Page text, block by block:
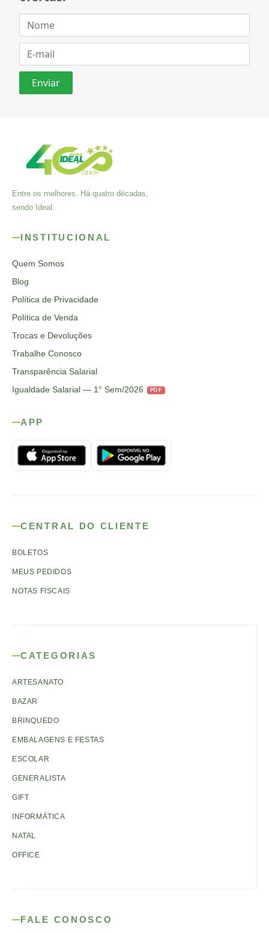
Entre os melhores. Há quatro décadas,
sendo Ideal.
INSTITUCIONAL
Quem Somos
Blog
Política de Privacidade
Política de Venda
Trocas e Devoluções
Trabalhe Conosco
Transparência Salarial
Igualdade Salarial — 1° Sem/2026
PDF
APP
CENTRAL DO CLIENTE
BOLETOS
MEUS PEDIDOS
NOTAS FISCAIS
CATEGORIAS
ARTESANATO
BAZAR
BRINQUEDO
EMBALAGENS E FESTAS
ESCOLAR
GENERALISTA
GIFT
INFORMÁTICA
NATAL
OFFICE
FALE CONOSCO